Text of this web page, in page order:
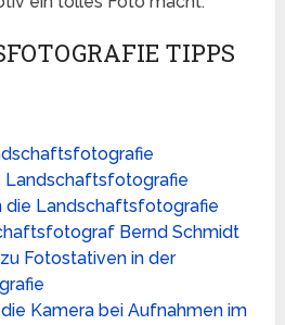
TIPPS
Landschaftsfotografie
die Landschaftsfotografie
Bernd Schmidt
Fotostativen in der
Kamera bei Aufnahmen im